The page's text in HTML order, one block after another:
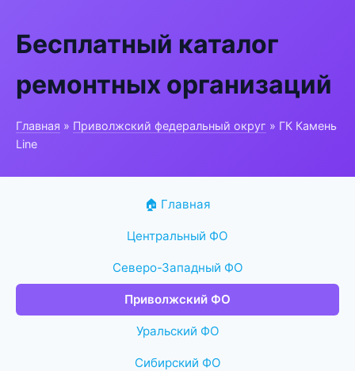
Бесплатный каталог
ремонтных организаций
Главная » Приволжский федеральный округ » ГК Камень
Line
🏠 Главная
Центральный ФО
Северо-Западный ФО
Приволжский ФО
Уральский ФО
Сибирский ФО